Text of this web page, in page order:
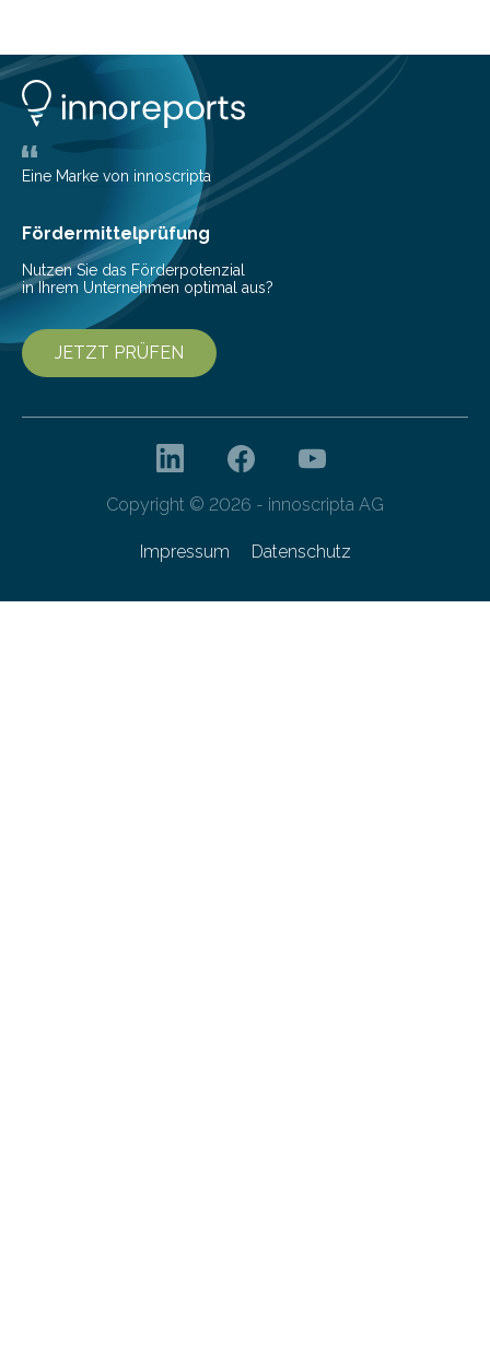
Lösungen interessieren. 1. Multibanking-Tools: Alle
Konten auf einen Blick Viele Banken bieten bereits in
ihrem Online-Banking eine Multibanking-Funktion an,
mit der sich Konten bei anderen Banken…
Eine Marke von innoscripta
Fördermittelprüfung
Nutzen Sie das Förderpotenzial
in Ihrem Unternehmen optimal aus?
JETZT PRÜFEN
Copyright © 2026 - innoscripta AG
Impressum Datenschutz